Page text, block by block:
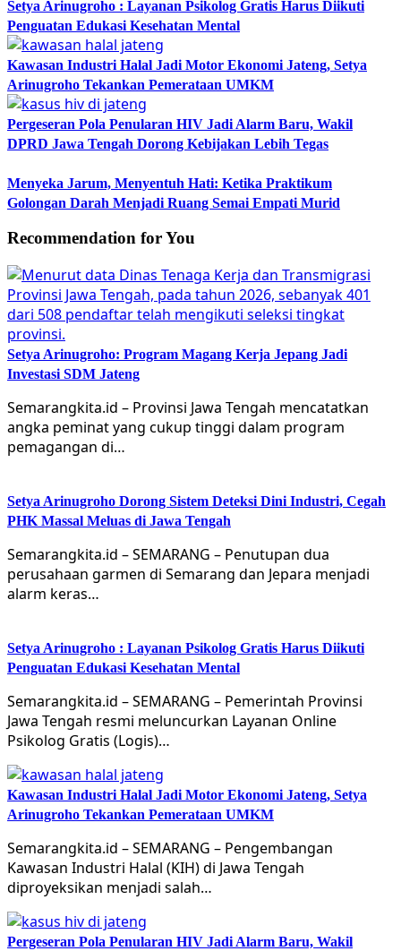
Setya Arinugroho : Layanan Psikolog Gratis Harus Diikuti
Penguatan Edukasi Kesehatan Mental
Kawasan Industri Halal Jadi Motor Ekonomi Jateng, Setya
Arinugroho Tekankan Pemerataan UMKM
Pergeseran Pola Penularan HIV Jadi Alarm Baru, Wakil
DPRD Jawa Tengah Dorong Kebijakan Lebih Tegas
Menyeka Jarum, Menyentuh Hati: Ketika Praktikum
Golongan Darah Menjadi Ruang Semai Empati Murid
Recommendation for You
Setya Arinugroho: Program Magang Kerja Jepang Jadi
Investasi SDM Jateng
Semarangkita.id – Provinsi Jawa Tengah mencatatkan
angka peminat yang cukup tinggi dalam program
pemagangan di…
Setya Arinugroho Dorong Sistem Deteksi Dini Industri, Cegah
PHK Massal Meluas di Jawa Tengah
Semarangkita.id – SEMARANG – Penutupan dua
perusahaan garmen di Semarang dan Jepara menjadi
alarm keras…
Setya Arinugroho : Layanan Psikolog Gratis Harus Diikuti
Penguatan Edukasi Kesehatan Mental
Semarangkita.id – SEMARANG – Pemerintah Provinsi
Jawa Tengah resmi meluncurkan Layanan Online
Psikolog Gratis (Logis)…
Kawasan Industri Halal Jadi Motor Ekonomi Jateng, Setya
Arinugroho Tekankan Pemerataan UMKM
Semarangkita.id – SEMARANG – Pengembangan
Kawasan Industri Halal (KIH) di Jawa Tengah
diproyeksikan menjadi salah…
Pergeseran Pola Penularan HIV Jadi Alarm Baru, Wakil